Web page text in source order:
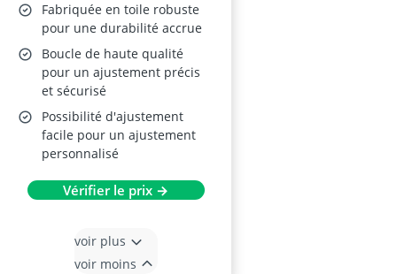
Fabriquée en toile robuste
pour une durabilité accrue
Boucle de haute qualité
pour un ajustement précis
et sécurisé
Possibilité d'ajustement
facile pour un ajustement
personnalisé
Vérifier le prix →
voir plus
voir moins